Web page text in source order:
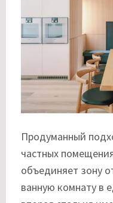
Продуманный
частных
объединяет зону
ванную комнату в